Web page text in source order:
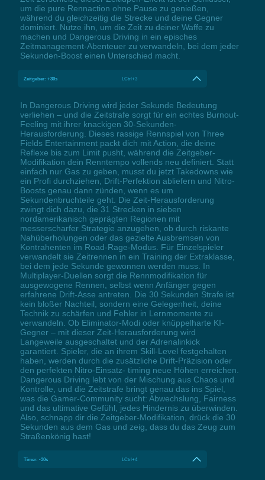
um die pure Rennaction ohne Pause zu genießen,
während du gleichzeitig die Strecke und deine Gegner
dominiert. Nutze ihn, um die Zeit zu deiner Waffe zu
machen und Dangerous Driving in ein episches
Zeitmanagement-Abenteuer zu verwandeln, bei dem jeder
Sekunden-Boost einen Unterschied macht.
Zeitgeber: +30s LCtrl+3
In Dangerous Driving wird jeder Sekunde Bedeutung
verliehen – und die Zeitstrafe sorgt für ein echtes Burnout-
Feeling mit ihrer knackigen 30-Sekunden-
Herausforderung. Dieses rassige Rennspiel von Three
Fields Entertainment packt dich mit Action, die deine
Reflexe bis zum Limit pusht, während die Zeitgeber-
Modifikation dein Renntempo vollends neu definiert. Statt
einfach nur Gas zu geben, musst du jetzt Takedowns wie
ein Profi durchziehen, Drift-Perfektion abliefern und Nitro-
Boosts genau dann zünden, wenn es um
Sekundenbruchteile geht. Die Zeit-Herausforderung
zwingt dich dazu, die 31 Strecken in sieben
nordamerikanisch geprägten Regionen mit
messerscharfer Strategie anzugehen, ob durch riskante
Nahüberholungen oder das gezielte Ausbremsen von
Kontrahenten im Road-Rage-Modus. Für Einzelspieler
verwandelt sie Zeitrennen in ein Training der Extraklasse,
bei dem jede Sekunde gewonnen werden muss. In
Multiplayer-Duellen sorgt die Rennmodifikation für
ausgewogene Rennen, selbst wenn Anfänger gegen
erfahrene Drift-Asse antreten. Die 30 Sekunden Strafe ist
kein bloßer Nachteil, sondern eine Gelegenheit, deine
Technik zu schärfen und Fehler in Lernmomente zu
verwandeln. Ob Eliminator-Modi oder knüppelharte KI-
Gegner – mit dieser Zeit-Herausforderung wird
Langeweile ausgeschaltet und der Adrenalinkick
garantiert. Spieler, die an ihrem Skill-Level festgehalten
haben, werden durch die zusätzliche Drift-Präzision oder
den perfekten Nitro-Einsatz- timing neue Höhen erreichen.
Dangerous Driving lebt von der Mischung aus Chaos und
Kontrolle, und die Zeitstrafe bringt genau das ins Spiel,
was die Gamer-Community sucht: Abwechslung, Fairness
und das ultimative Gefühl, jedes Hindernis zu überwinden.
Also, schnapp dir die Zeitgeber-Modifikation, drück die 30
Sekunden aus dem Gas und zeig, dass du das Zeug zum
Straßenkönig hast!
Timer: -30s LCtrl+4